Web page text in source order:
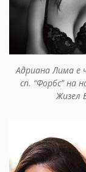
Адриана Лима е
сп. “Форбс” на
Жизел